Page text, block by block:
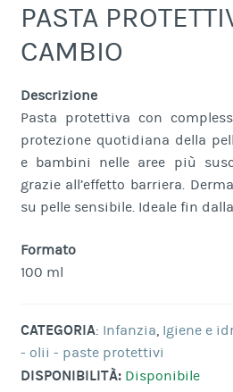
PASTA
CAMBIO
Descrizione
Pasta protettiva con
protezione quotidiana della
e bambini nelle aree più
grazie all’effetto barriera.
su pelle sensibile. Ideale fin
Formato
100 ml
CATEGORIA: Infanzia, Igiene e
- olii - paste protettivi
DISPONIBILITÀ: Disponibile